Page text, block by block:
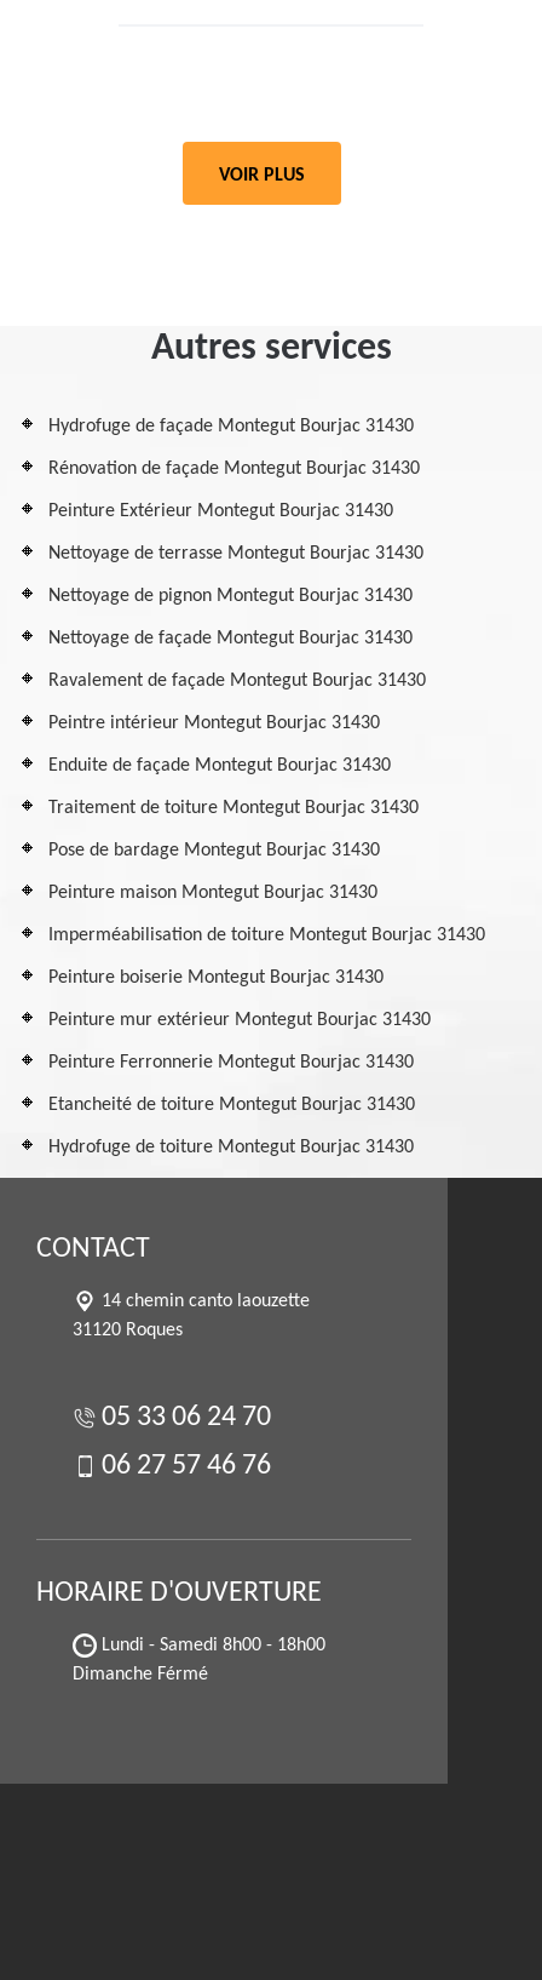
VOIR PLUS
Autres services
Hydrofuge de façade Montegut Bourjac 31430
Rénovation de façade Montegut Bourjac 31430
Peinture Extérieur Montegut Bourjac 31430
Nettoyage de terrasse Montegut Bourjac 31430
Nettoyage de pignon Montegut Bourjac 31430
Nettoyage de façade Montegut Bourjac 31430
Ravalement de façade Montegut Bourjac 31430
Peintre intérieur Montegut Bourjac 31430
Enduite de façade Montegut Bourjac 31430
Traitement de toiture Montegut Bourjac 31430
Pose de bardage Montegut Bourjac 31430
Peinture maison Montegut Bourjac 31430
Imperméabilisation de toiture Montegut Bourjac 31430
Peinture boiserie Montegut Bourjac 31430
Peinture mur extérieur Montegut Bourjac 31430
Peinture Ferronnerie Montegut Bourjac 31430
Etancheité de toiture Montegut Bourjac 31430
Hydrofuge de toiture Montegut Bourjac 31430
CONTACT
14 chemin canto laouzette
31120 Roques
05 33 06 24 70
06 27 57 46 76
HORAIRE D'OUVERTURE
Lundi - Samedi 8h00 - 18h00
Dimanche Férmé